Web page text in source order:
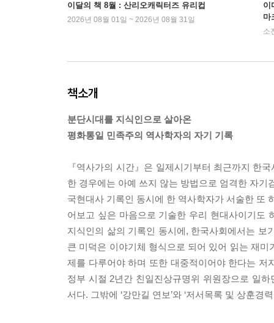
이달의 책 8월 : 산리오캐릭터즈 유리컵
2026년 08월 01일 ~ 2026년 08월 31일
이
마
소
책소개
분단시대를 지식인으로 살아온
평화통일 민족주의 역사학자의 자기 기록
『역사가의 시간』은 일제시기부터 최근까지 한
한 경우에는 아예 쓰지 않는 방법으로 엄격한 자
국현대사 기록인 동시에 한 역사학자가 서술한 또
어보고 싶은 마음으로 기술한 우리 현대사이기도
지식인의 삶의 기록인 동시에, 한국사회에서는
큰 미덕은 이야기체 형식으로 되어 있어 읽는 재
제를 다루어야 하며 또한 대중적이어야 한다는 저
정부 시절 2년간 친일진상규명위 위원장으로 일
서다. 그밖에 ‘강만길 연보’와 ‘저서목록 및 상훈